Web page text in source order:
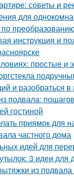
советы и
для
инструкция и
простые
и разобраться в
подвала:
гостиной
приямок для
частного дома
идей для
3 идеи
из подвала